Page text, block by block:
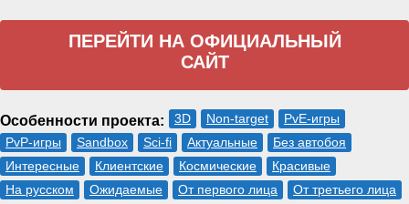
ПЕРЕЙТИ НА ОФИЦИАЛЬНЫЙ
САЙТ
Особенности проекта: 3D Non-target
PvE-игры
PvP-игры
Sandbox Sci-fi Актуальные
Без автобоя
Интересные
Клиентские Космические
Красивые
На русском
Ожидаемые От первого лица
От третьего лица